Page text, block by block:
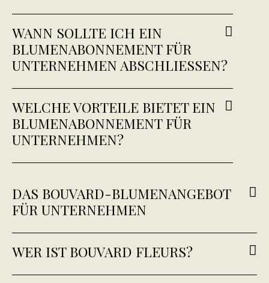
WANN SOLLTE ICH EIN
BLUMENABONNEMENT FÜR
UNTERNEHMEN ABSCHLIESSEN?
WELCHE VORTEILE BIETET EIN
BLUMENABONNEMENT FÜR
UNTERNEHMEN?
DAS BOUVARD-BLUMENANGEBOT
FÜR UNTERNEHMEN
WER IST BOUVARD FLEURS?